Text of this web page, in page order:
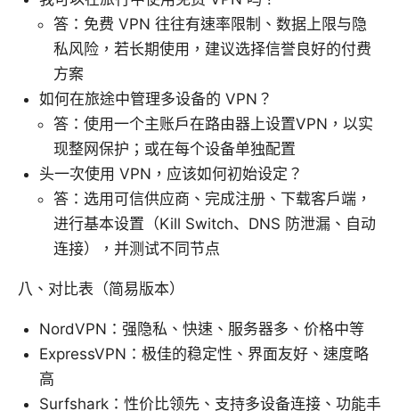
答：免费 VPN 往往有速率限制、数据上限与隐
私风险，若长期使用，建议选择信誉良好的付费
方案
如何在旅途中管理多设备的 VPN？
答：使用一个主账户在路由器上设置VPN，以实
现整网保护；或在每个设备单独配置
头一次使用 VPN，应该如何初始设定？
答：选用可信供应商、完成注册、下载客户端，
进行基本设置（Kill Switch、DNS 防泄漏、自动
连接），并测试不同节点
八、对比表（简易版本）
NordVPN：强隐私、快速、服务器多、价格中等
ExpressVPN：极佳的稳定性、界面友好、速度略
高
Surfshark：性价比领先、支持多设备连接、功能丰